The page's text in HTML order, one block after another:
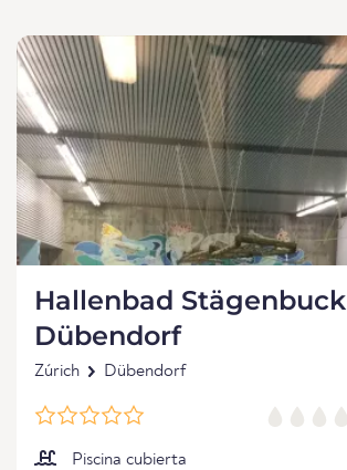
Hallenbad Stägenbuck
Dübendorf
Zúrich Dübendorf
Piscina cubierta